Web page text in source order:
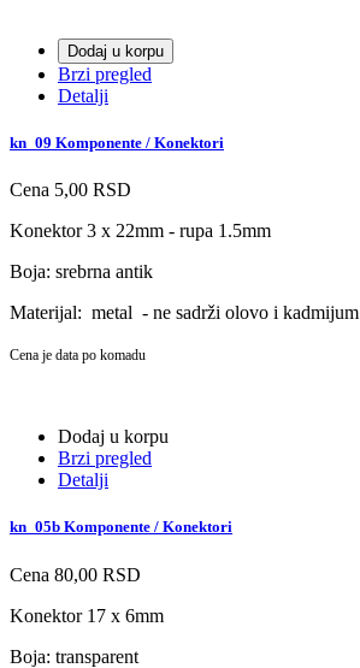
Dodaj u korpu
Brzi pregled
Detalji
kn_09 Komponente / Konektori
Cena 5,00 RSD
Konektor 3 x 22mm - rupa 1.5mm
Boja: srebrna antik
Materijal: metal - ne sadrži olovo i kadmijum
Cena je data po komadu
Dodaj u korpu
Brzi pregled
Detalji
kn_05b Komponente / Konektori
Cena 80,00 RSD
Konektor 17 x 6mm
Boja: transparent